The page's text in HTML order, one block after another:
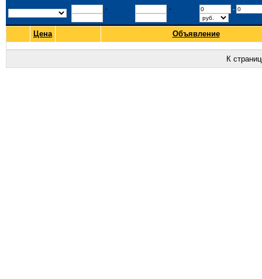
- - -
Цена Объявление
К